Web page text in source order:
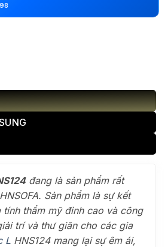
đang là sản phẩm rất
Sản phẩm là sự kết
tính thẩm mỹ đỉnh cao và công
trí và thư giãn cho các gia
L HNS124 mang lại sự êm ái,